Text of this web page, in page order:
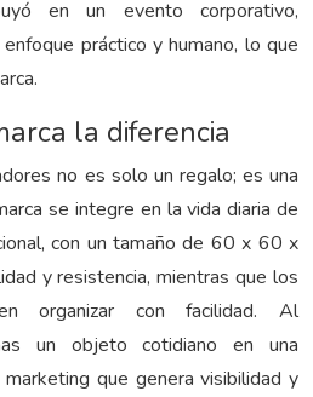
en un evento corporativo,
práctico y humano, lo que
la diferencia
no es solo un regalo; es una
se integre en la vida diaria de
con un tamaño de 60 x 60 x
y resistencia, mientras que los
organizar con facilidad. Al
un objeto cotidiano en una
que genera visibilidad y